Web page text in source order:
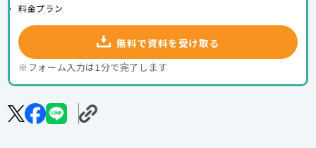
料金プラン
無料で資料を受け取る
※フォーム入力は1分で完了します